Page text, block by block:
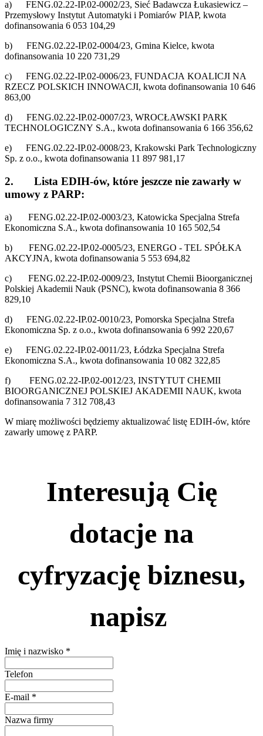
a) FENG.02.22-IP.02-0002/23, Sieć Badawcza Łukasiewicz –
Przemysłowy Instytut Automatyki i Pomiarów PIAP, kwota
dofinansowania 6 053 104,29
b) FENG.02.22-IP.02-0004/23, Gmina Kielce, kwota
dofinansowania 10 220 731,29
c) FENG.02.22-IP.02-0006/23, FUNDACJA KOALICJI NA
RZECZ POLSKICH INNOWACJI, kwota dofinansowania 10 646
863,00
d) FENG.02.22-IP.02-0007/23, WROCŁAWSKI PARK
TECHNOLOGICZNY S.A., kwota dofinansowania 6 166 356,62
e) FENG.02.22-IP.02-0008/23, Krakowski Park Technologiczny
Sp. z o.o., kwota dofinansowania 11 897 981,17
2. Lista EDIH-ów, które jeszcze nie zawarły w
umowy z PARP:
a) FENG.02.22-IP.02-0003/23, Katowicka Specjalna Strefa
Ekonomiczna S.A., kwota dofinansowania 10 165 502,54
b) FENG.02.22-IP.02-0005/23, ENERGO - TEL SPÓŁKA
AKCYJNA, kwota dofinansowania 5 553 694,82
c) FENG.02.22-IP.02-0009/23, Instytut Chemii Bioorganicznej
Polskiej Akademii Nauk (PSNC), kwota dofinansowania 8 366
829,10
d) FENG.02.22-IP.02-0010/23, Pomorska Specjalna Strefa
Ekonomiczna Sp. z o.o., kwota dofinansowania 6 992 220,67
e) FENG.02.22-IP.02-0011/23, Łódzka Specjalna Strefa
Ekonomiczna S.A., kwota dofinansowania 10 082 322,85
f) FENG.02.22-IP.02-0012/23, INSTYTUT CHEMII
BIOORGANICZNEJ POLSKIEJ AKADEMII NAUK, kwota
dofinansowania 7 312 708,43
W miarę możliwości będziemy aktualizować listę EDIH-ów, które
zawarły umowę z PARP.
Interesują Cię
dotacje na
cyfryzację biznesu,
napisz
Imię i nazwisko *
Telefon
E-mail *
Nazwa firmy